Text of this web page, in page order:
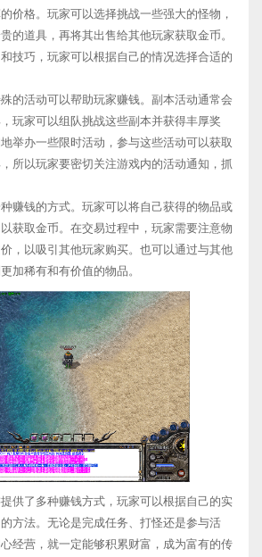
价格。玩家可以选择挑战一些强大的怪物，
的道具，再将其出售给其他玩家获取金币。
技巧，玩家可以根据自己的情况选择合适的
的活动可以帮助玩家赚钱。副本活动通常会
玩家可以组队挑战这些副本并获得丰厚奖
举办一些限时活动，参与这些活动可以获取
所以玩家要密切关注游戏内的活动通知，抓
赚钱的方式。玩家可以将自己获得的物品或
获取金币。在交易过程中，玩家需要注意物
，以吸引其他玩家购买。也可以通过与其他
加稀有和有价值的物品。
供了多种赚钱方式，玩家可以根据自己的实
方法。无论是完成任务、打怪还是参与活
经营，就一定能够积累财富，成为富有的传